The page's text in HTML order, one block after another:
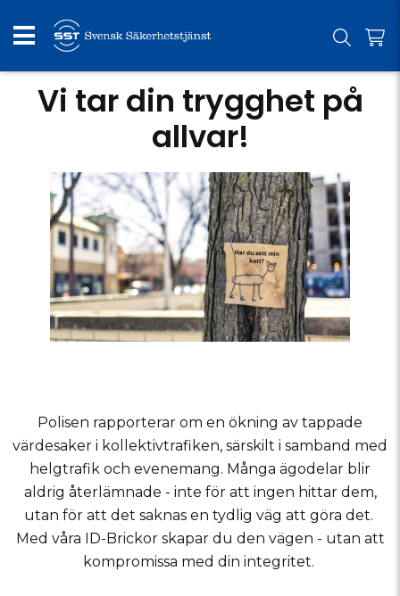
Vi tar din trygghet på
allvar!
Polisen rapporterar om en ökning av tappade
värdesaker i kollektivtrafiken, särskilt i samband med
helgtrafik och evenemang. Många ägodelar blir
aldrig återlämnade - inte för att ingen hittar dem,
utan för att det saknas en tydlig väg att göra det.
Med våra ID-Brickor skapar du den vägen - utan att
kompromissa med din integritet.